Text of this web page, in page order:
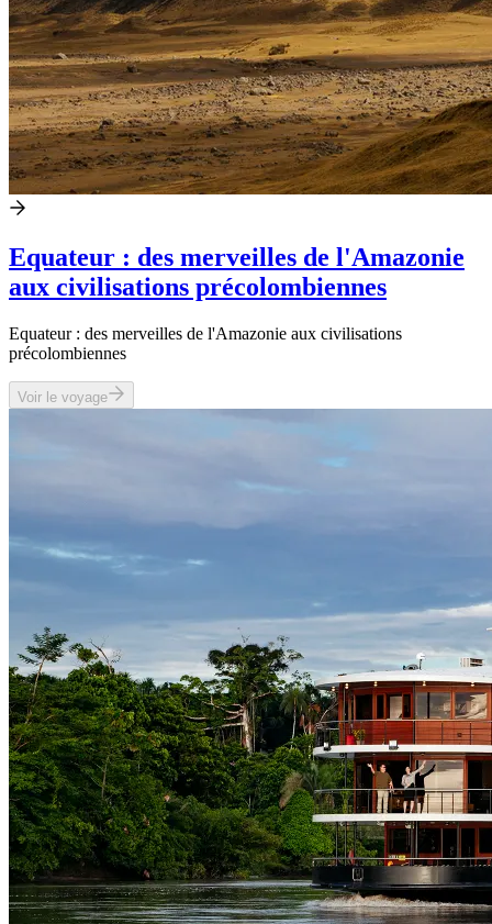
Equateur : des merveilles de l'Amazonie
aux civilisations précolombiennes
Equateur : des merveilles de l'Amazonie aux civilisations
précolombiennes
Voir le voyage